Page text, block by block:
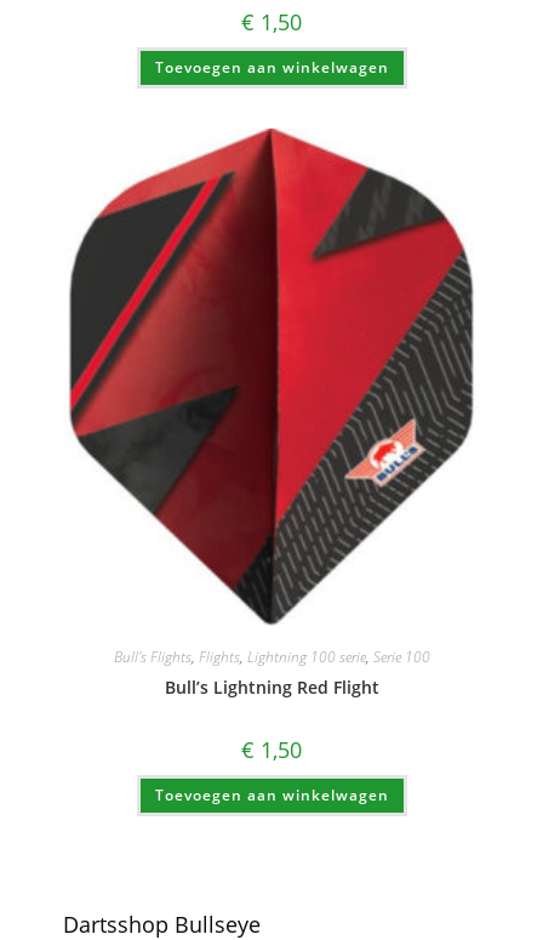
€ 1,50
Toevoegen aan winkelwagen
Bull's Flights, Flights, Lightning 100 serie, Serie 100
Bull’s Lightning Red Flight
€ 1,50
Toevoegen aan winkelwagen
Dartsshop Bullseye